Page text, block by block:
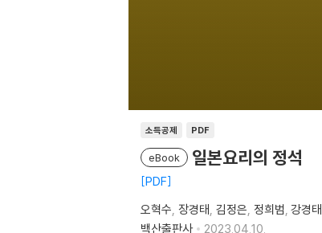
소득공제 PDF
eBook 일본요리의 정석
PDF
오혁수 장경태 김정은 정희범 강경태
백산출판사
2023.04.10.